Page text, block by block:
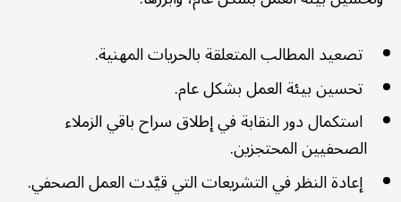
تصعيد المطالب المتعلقة بالحريات المهنية.
تحسين بيئة العمل بشكل عام.
استكمال دور النقابة في إطلاق سراح باقي الزملاء
الصحفيين المحتجزين.
إعادة النظر في التشريعات التي قيَّدت العمل الصحفي.